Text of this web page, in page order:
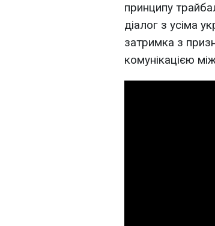
принципу
діалог з усіма
затримка з
комунікацією